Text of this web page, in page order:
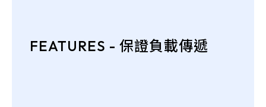
FEATURES - 保證負載傳遞